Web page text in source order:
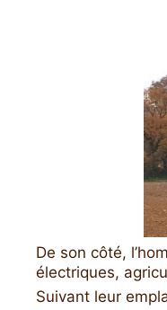
De son côté,
électriques,
Suivant leur